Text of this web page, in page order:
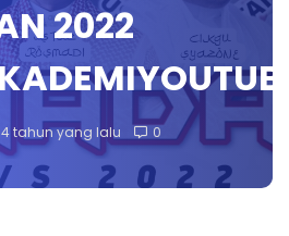
2022
4 tahun yang lalu 0